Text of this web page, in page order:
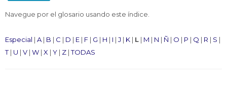
Navegue por el glosario usando este índice.
Especial | A | B | C | D | E | F | G | H | I | J | K | L | M | N | Ñ | O | P | Q | R | S |
T| U | V | W | X | Y | Z |TODAS